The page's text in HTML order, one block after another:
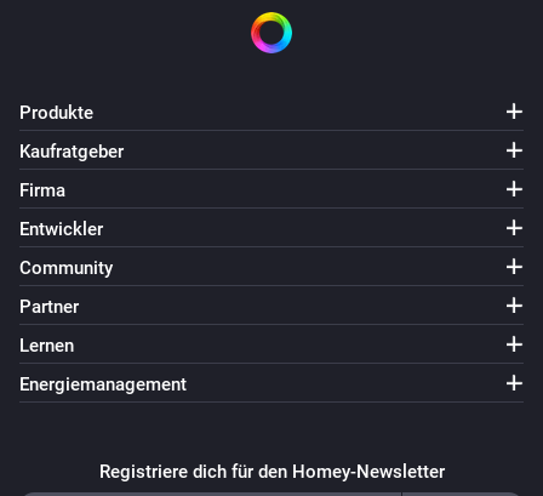
Produkte
Kaufratgeber
Firma
Entwickler
Community
Partner
Lernen
Energiemanagement
Registriere dich für den Homey-Newsletter